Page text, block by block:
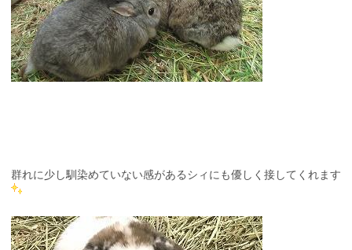
群れに少し馴染めていない感があるシィにも優しく接してくれます